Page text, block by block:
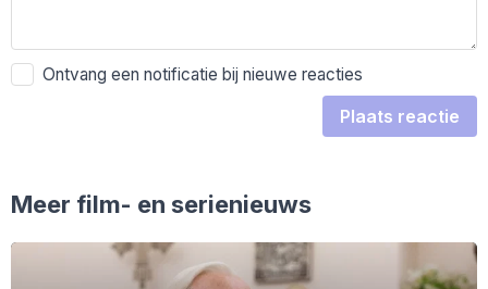
Ontvang een notificatie bij nieuwe reacties
Plaats reactie
Meer film- en serienieuws